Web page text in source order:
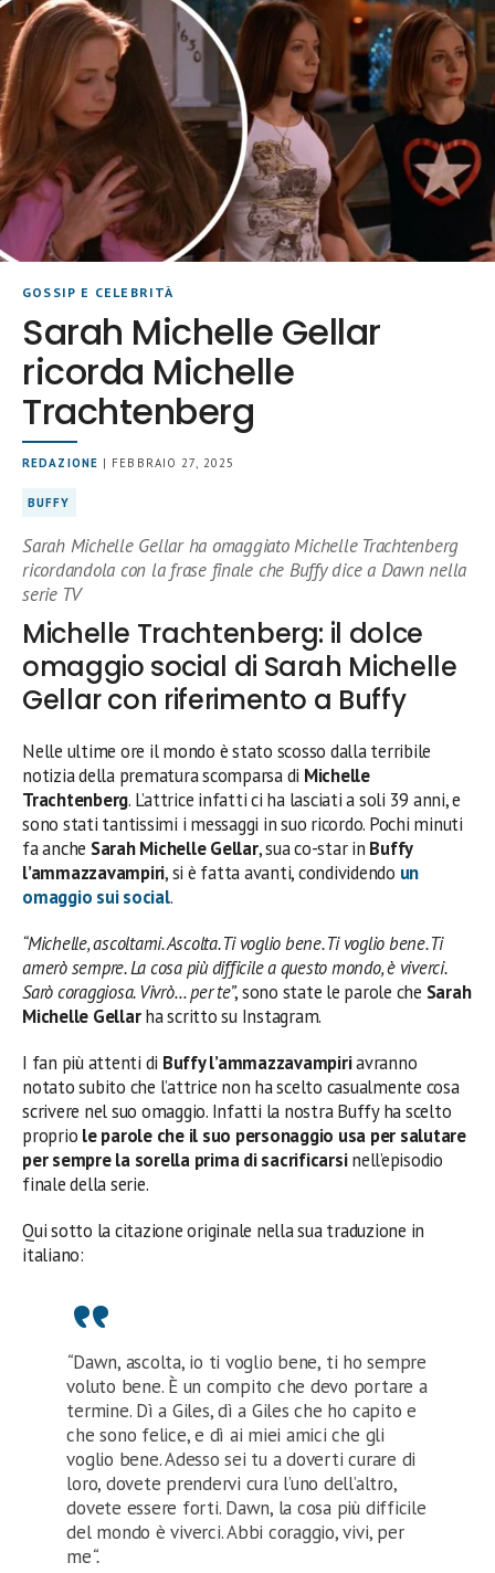
GOSSIP E CELEBRITÀ
Sarah Michelle Gellar
ricorda Michelle
Trachtenberg
REDAZIONE | FEBBRAIO 27, 2025
BUFFY
Sarah Michelle Gellar ha omaggiato Michelle Trachtenberg
ricordandola con la frase finale che Buffy dice a Dawn nella
serie TV
Michelle Trachtenberg: il dolce
omaggio social di Sarah Michelle
Gellar con riferimento a Buffy
Nelle ultime ore il mondo è stato scosso dalla terribile
notizia della prematura scomparsa di Michelle
Trachtenberg. L’attrice infatti ci ha lasciati a soli 39 anni, e
sono stati tantissimi i messaggi in suo ricordo. Pochi minuti
fa anche Sarah Michelle Gellar, sua co-star in Buffy
l’ammazzavampiri, si è fatta avanti, condividendo un
omaggio sui social.
“Michelle, ascoltami. Ascolta. Ti voglio bene. Tivoglio bene. Ti
amerò sempre. La cosa più difficile a questo mondo, è viverci.
Sarò coraggiosa. Vivrò… per te”, sono state le parole che Sarah
Michelle Gellarha scritto su Instagram.
I fan più attenti di Buffy l’ammazzavampiriavranno
notato subito che l’attrice non ha scelto casualmente cosa
scrivere nel suo omaggio. Infatti la nostra Buffy ha scelto
proprio le parole che il suo personaggio usa per salutare
per sempre la sorella prima di sacrificarsinell’episodio
finale della serie.
Qui sotto la citazione originale nella sua traduzione in
italiano:
“Dawn, ascolta, io ti voglio bene, ti ho sempre
voluto bene. È un compito che devo portare a
termine. Dì a Giles, dì a Giles che ho capito e
che sono felice, e dì ai miei amici che gli
voglio bene. Adesso sei tu a doverti curare di
loro, dovete prendervi cura l’uno dell’altro,
dovete essere forti. Dawn, la cosa più difficile
del mondo è viverci. Abbi coraggio, vivi, per
me“.